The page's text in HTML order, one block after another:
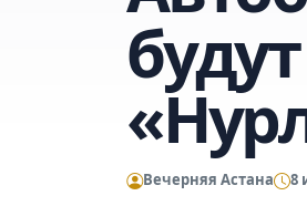
Вечерняя Астана 8